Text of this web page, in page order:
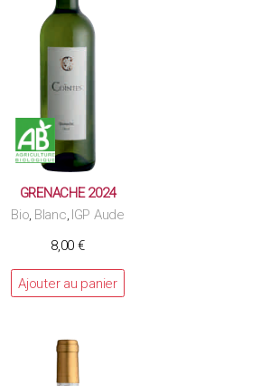
GRENACHE 2024
Bio, Blanc, IGP Aude
8,00 €
Ajouter au panier